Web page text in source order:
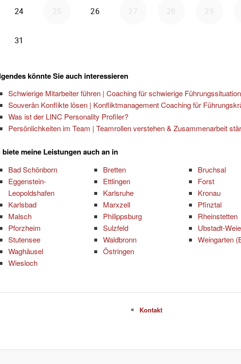
könnte Sie auch interessieren
Schwierige Mitarbeiter führen | Coaching für schwierige
Souverän Konflikte lösen | Konfliktmanagement Coaching für
Was ist der LINC Personality Profiler?
Persönlichkeiten im Team | Teamrollen verstehen & Zusammenarbeit
biete meine Leistungen auch an in
Bad Schönborn
Eggenstein-
Leopoldshafen
Karlsbad
Malsch
Pforzheim
Stutensee
Waghäusel
Wiesloch
Bretten
Ettlingen
Karlsruhe
Marxzell
Philippsburg
Sulzfeld
Waldbronn
Östringen
Bruchsal
Forst
Kronau
Pfinztal
Rheinstetten
Ubstadt-
Weingarten
Kontakt